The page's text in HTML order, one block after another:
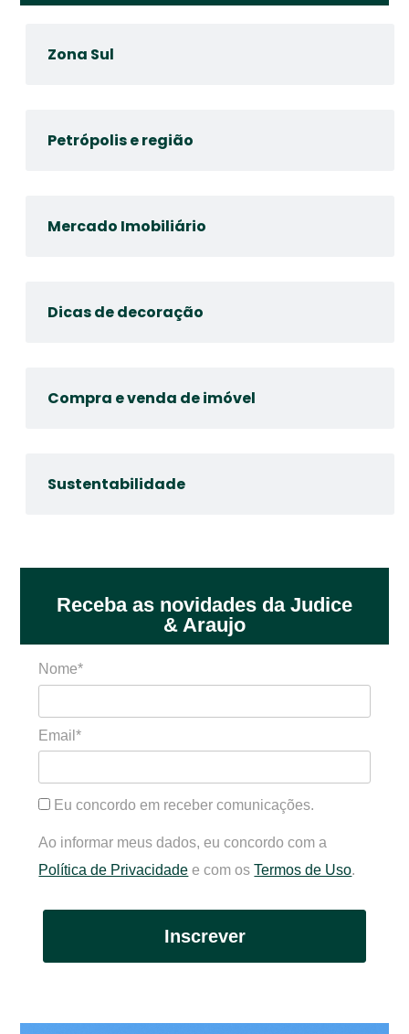
Zona Sul
Petrópolis e região
Mercado Imobiliário
Dicas de decoração
Compra e venda de imóvel
Sustentabilidade
Receba as novidades da Judice
& Araujo
Nome*
Email*
Eu concordo em receber comunicações.
Ao informar meus dados, eu concordo com a
Política de Privacidade e com osTermos de Uso.
Inscrever